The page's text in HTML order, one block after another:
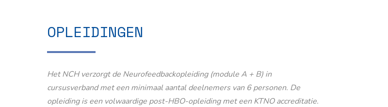
OPLEIDINGEN
Het NCH verzorgt de Neurofeedbackopleiding (module A + B) in
cursusverband met een minimaal aantal deelnemers van 6 personen. De
opleiding is een volwaardige post-HBO-opleiding met een KTNO accreditatie.